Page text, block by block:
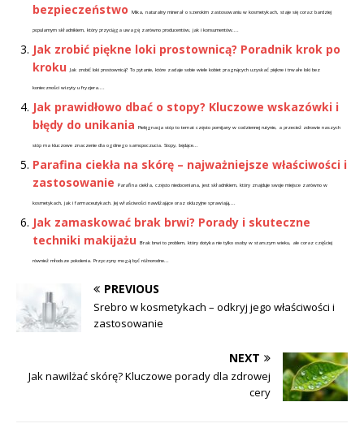
bezpieczeństwo
Mika, naturalny minerał o szerokim zastosowaniu w kosmetykach, staje się coraz bardziej
popularnym składnikiem, który przyciąga uwagę zarówno producentów, jak i konsumentów....
Jak zrobić piękne loki prostownicą? Poradnik krok po
kroku
Jak zrobić loki prostownicą? To pytanie, które zadaje sobie wiele kobiet pragnących uzyskać piękne i trwałe loki bez
konieczności wizyty u fryzjera....
Jak prawidłowo dbać o stopy? Kluczowe wskazówki i
błędy do unikania
Pielęgnacja stóp to temat często pomijany w codziennej rutynie, a przecież zdrowie naszych
stóp ma kluczowe znaczenie dla ogólnego samopoczucia. Stopy, będące...
Parafina ciekła na skórę – najważniejsze właściwości i
zastosowanie
Parafina ciekła, często niedoceniana, jest składnikiem, który znajduje swoje miejsce zarówno w
kosmetykach, jak i farmaceutykach. Jej właściwości nawilżające oraz okluzyjne sprawiają,...
Jak zamaskować brak brwi? Porady i skuteczne
techniki makijażu
Brak brwi to problem, który dotyka nie tylko osoby w starszym wieku, ale coraz częściej
również młodsze pokolenia. Przyczyny mogą być różnorodne...
PREVIOUS
Srebro w kosmetykach – odkryj jego właściwości i
zastosowanie
NEXT
Jak nawilżać skórę? Kluczowe porady dla zdrowej
cery